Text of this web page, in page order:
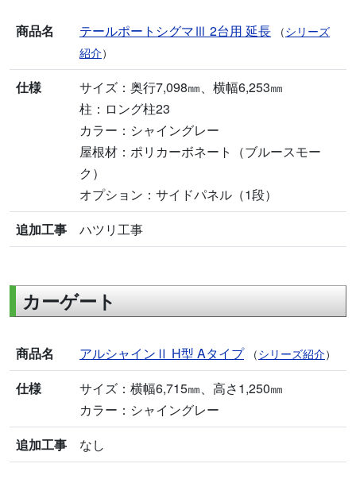
商品名 テールポートシグマⅢ 2台用 延長 （シリーズ
紹介）
仕様
サイズ：奥行7,098㎜、横幅6,253㎜
柱：ロング柱23
カラー：シャイングレー
屋根材：ポリカーボネート（ブルースモー
ク）
オプション：サイドパネル（1段）
追加工事
ハツリ工事
カーゲート
商品名 アルシャインⅡ H型 Aタイプ （シリーズ紹介）
仕様
サイズ：横幅6,715㎜、高さ1,250㎜
カラー：シャイングレー
追加工事
なし